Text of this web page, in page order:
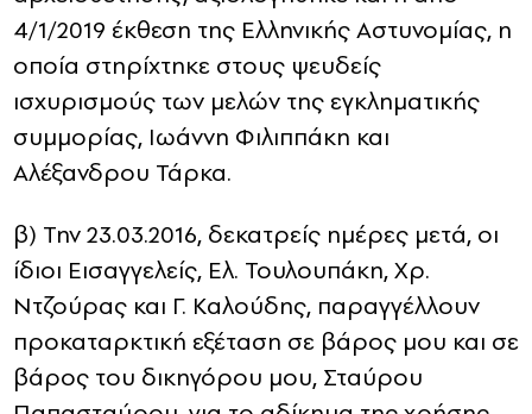
4/1/2019 έκθεση της Ελληνικής Αστυνομίας, η
οποία στηρίχτηκε στους ψευδείς
ισχυρισμούς των μελών της εγκληματικής
συμμορίας, Ιωάννη Φιλιππάκη και
Αλέξανδρου Τάρκα.
β) Την 23.03.2016, δεκατρείς ημέρες μετά, οι
ίδιοι Εισαγγελείς, Ελ. Τουλουπάκη, Χρ.
Ντζούρας και Γ. Καλούδης, παραγγέλλουν
προκαταρκτική εξέταση σε βάρος μου και σε
βάρος του δικηγόρου μου, Σταύρου